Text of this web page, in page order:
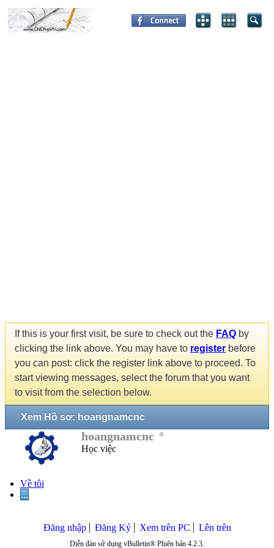
If this is your first visit, be sure to check out the FAQ by
clicking the link above. You may have to register before
you can post: click the register link above to proceed. To
start viewing messages, select the forum that you want
to visit from the selection below.
Xem Hồ sơ: hoangnamcnc
hoangnamcnc
Học việc
Về tôi
...
Đăng nhập Đăng Ký Xem trên PC Lên trên
Diễn đàn sử dụng vBulletin® Phiên bản 4.2.3.